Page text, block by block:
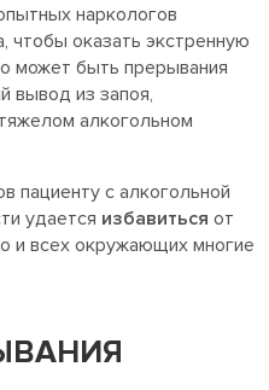
наркологов
чтобы оказать экстренную
может быть прерывания
вывод из запоя,
алкогольном
пациенту с алкогольной
удается избавиться от
и всех окружающих многие